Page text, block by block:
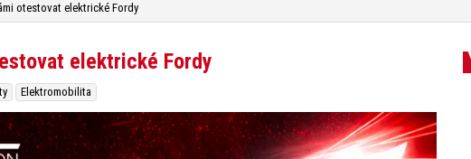
otestovat elektrické Fordy
elektrické Fordy
Elektromobilita